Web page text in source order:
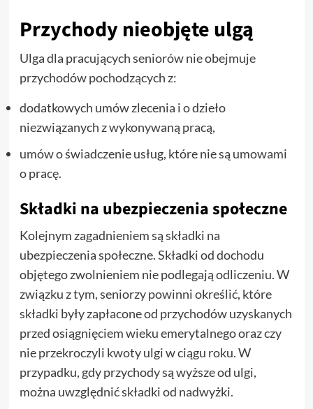
Przychody nieobjęte ulgą
Ulga dla pracujących seniorów nie obejmuje
przychodów pochodzących z:
dodatkowych umów zlecenia i o dzieło
niezwiązanych z wykonywaną pracą,
umów o świadczenie usług, które nie są umowami
o pracę.
Składki na ubezpieczenia społeczne
Kolejnym zagadnieniem są składki na
ubezpieczenia społeczne. Składki od dochodu
objętego zwolnieniem nie podlegają odliczeniu. W
związku z tym, seniorzy powinni określić, które
składki były zapłacone od przychodów uzyskanych
przed osiągnięciem wieku emerytalnego oraz czy
nie przekroczyli kwoty ulgi w ciągu roku. W
przypadku, gdy przychody są wyższe od ulgi,
można uwzględnić składki od nadwyżki.